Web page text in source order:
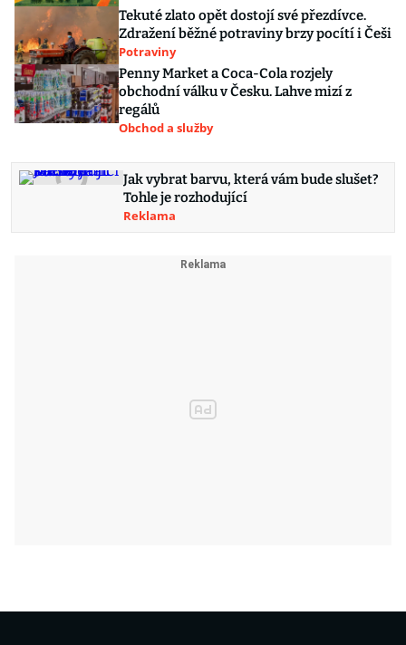
Tekuté zlato opět dostojí své přezdívce.
Zdražení běžné potraviny brzy pocítí i Češi
Potraviny
Penny Market a Coca-Cola rozjely
obchodní válku v Česku. Lahve mizí z
regálů
Obchod a služby
Jak vybrat barvu, která vám bude slušet?
Tohle je rozhodující
Reklama